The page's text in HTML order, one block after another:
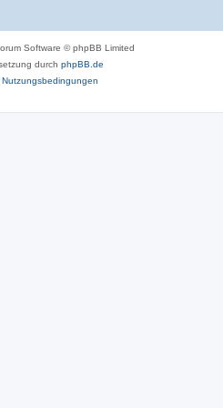
Software © phpBB Limited
durch phpBB.de
Nutzungsbedingungen